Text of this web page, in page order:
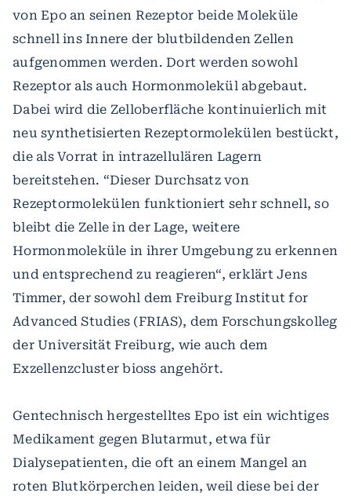
von Epo an seinen Rezeptor beide Moleküle
schnell ins Innere der blutbildenden Zellen
aufgenommen werden. Dort werden sowohl
Rezeptor als auch Hormonmolekül abgebaut.
Dabei wird die Zelloberfläche kontinuierlich mit
neu synthetisierten Rezeptormolekülen bestückt,
die als Vorrat in intrazellulären Lagern
bereitstehen. “Dieser Durchsatz von
Rezeptormolekülen funktioniert sehr schnell, so
bleibt die Zelle in der Lage, weitere
Hormonmoleküle in ihrer Umgebung zu erkennen
und entsprechend zu reagieren“, erklärt Jens
Timmer, der sowohl dem Freiburg Institut for
Advanced Studies (FRIAS), dem Forschungskolleg
der Universität Freiburg, wie auch dem
Exzellenzcluster bioss angehört.
Gentechnisch hergestelltes Epo ist ein wichtiges
Medikament gegen Blutarmut, etwa für
Dialysepatienten, die oft an einem Mangel an
roten Blutkörperchen leiden, weil diese bei der